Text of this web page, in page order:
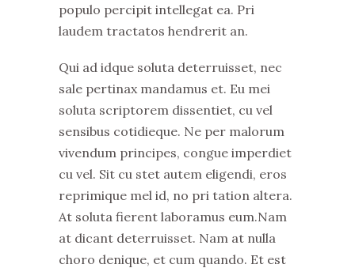
populo percipit intellegat ea. Pri
laudem tractatos hendrerit an.
Qui ad idque soluta deterruisset, nec
sale pertinax mandamus et. Eu mei
soluta scriptorem dissentiet, cu vel
sensibus cotidieque. Ne per malorum
vivendum principes, congue imperdiet
cu vel. Sit cu stet autem eligendi, eros
reprimique mel id, no pri tation altera.
At soluta fierent laboramus eum.Nam
at dicant deterruisset. Nam at nulla
choro denique, et cum quando. Et est